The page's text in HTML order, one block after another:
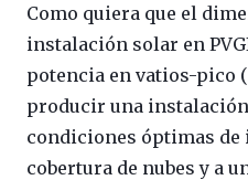
Como quiera que el
instalación solar en
potencia en vatios-pico
producir una
condiciones óptimas
cobertura de nubes y a